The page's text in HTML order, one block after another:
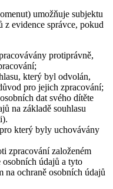
umožňuje subjektu
z evidence správce, pokud
protiprávně,
který byl odvolán,
pro jejich zpracování;
dat svého dítěte
na základě souhlasu
který byly uchovávány
zpracování založeném
osobních údajů a tyto
na ochraně osobních údajů